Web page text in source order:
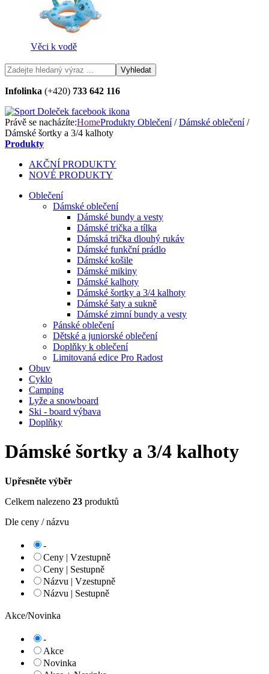
Věci k vodě
Infolinka (+420) 733 642 116
Právě se nacházíte:HomeProdukty Oblečení/Dámské oblečení/
Dámské šortky a 3/4 kalhoty
Produkty
AKČNÍ PRODUKTY
NOVÉ PRODUKTY
Oblečení
Dámské oblečení
Dámské bundy a vesty
Dámské trička a tílka
Dámská trička dlouhý rukáv
Dámské funkční prádlo
Dámské košile
Dámské mikiny
Dámské kalhoty
Dámské šortky a 3/4 kalhoty
Dámské šaty a sukně
Dámské zimní bundy a vesty
Pánské oblečení
Dětské a juniorské oblečení
Doplňky k oblečení
Limitovaná edice Pro Radost
Obuv
Cyklo
Camping
Lyže a snowboard
Ski - board výbava
Doplňky
Dámské šortky a 3/4 kalhoty
Upřesněte výběr
Celkem nalezeno 23 produktů
Dle ceny / názvu
-
Ceny | Vzestupně
Ceny | Sestupně
Názvu | Vzestupně
Názvu | Sestupně
Akce/Novinka
-
Akce
Novinka